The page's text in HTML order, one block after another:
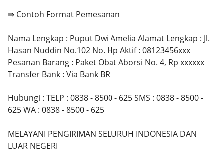
⇛ Contoh Format Pemesanan
Nama Lengkap : Puput Dwi Amelia Alamat Lengkap : Jl.
Hasan Nuddin No.102 No. Hp Aktif : 08123456xxx
Pesanan Barang : Paket Obat Aborsi No. 4, Rp xxxxxx
Transfer Bank : Via Bank BRI
Hubungi : TELP : 0838 - 8500 - 625 SMS : 0838 - 8500 -
625 WA : 0838 - 8500 - 625
MELAYANI PENGIRIMAN SELURUH INDONESIA DAN
LUAR NEGERI